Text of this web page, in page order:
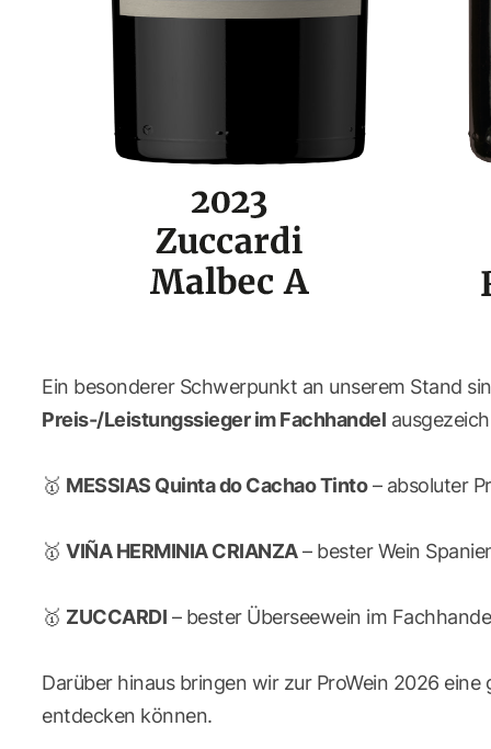
Ein besonderer Schwerpunkt an unserem Stand
Preis-/Leistungssieger im Fachhandel
🥇 MESSIAS Quinta do Cachao Tinto– absoluter
🥇 VIÑA HERMINIA CRIANZA– bester Wein
🥇 ZUCCARDI – bester Überseewein im
Darüber hinaus bringen wir zur ProWein 2026 eine
entdecken können.